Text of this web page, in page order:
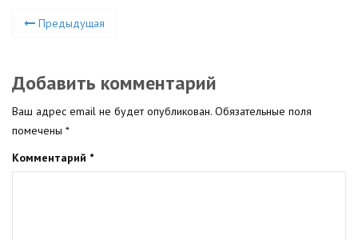
Предыдущая
Добавить комментарий
Ваш адрес email не будет опубликован. Обязательные поля
помечены *
Комментарий *